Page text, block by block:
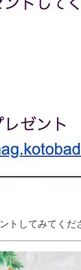
トしてみてくだ